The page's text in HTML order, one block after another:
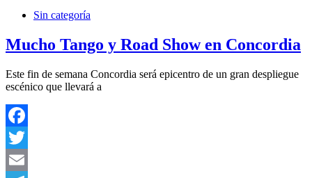
Sin categoría
Mucho Tango y Road Show en Concordia
Este fin de semana Concordia será epicentro de un gran despliegue
escénico que llevará a
Facebook
Twitter